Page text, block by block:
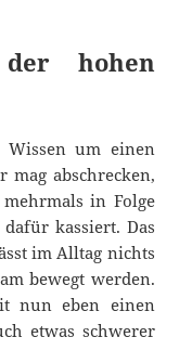
hohen
Wissen um einen
mag abschrecken,
in Folge
kassiert. Das
im Alltag nichts
bewegt werden.
nun eben einen
etwas schwerer